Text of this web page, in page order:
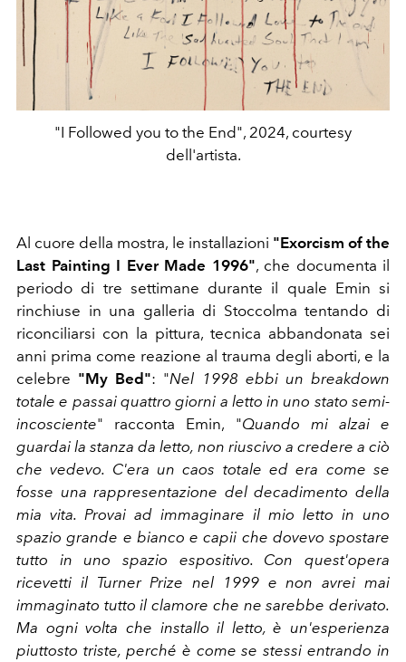
"I Followed you to the End", 2024, courtesy
dell'artista.
Al cuore della mostra, le installazioni "Exorcism of the
Last Painting I Ever Made 1996", che documenta il
periodo di tre settimane durante il quale Emin si
rinchiuse in una galleria di Stoccolma tentando di
riconciliarsi con la pittura, tecnica abbandonata sei
anni prima come reazione al trauma degli aborti, e la
celebre "My Bed": "Nel 1998 ebbi un breakdown
totale e passai quattro giorni a letto in uno stato semi-
incosciente" racconta Emin, "Quando mi alzai e
guardai la stanza da letto, non riuscivo a credere a ciò
che vedevo. C'era un caos totale ed era come se
fosse una rappresentazione del decadimento della
mia vita. Provai ad immaginare il mio letto in uno
spazio grande e bianco e capii che dovevo spostare
tutto in uno spazio espositivo. Con quest'opera
ricevetti il Turner Prize nel 1999 e non avrei mai
immaginato tutto il clamore che ne sarebbe derivato.
Ma ogni volta che installo il letto, è un'esperienza
piuttosto triste, perché è come se stessi entrando in